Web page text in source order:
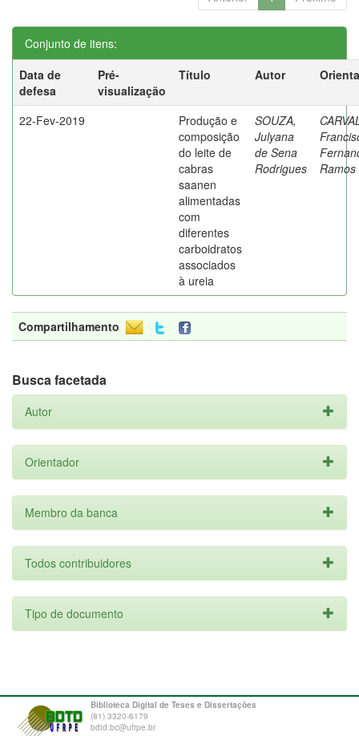
Conjunto de itens:
Data de
defesa
Pré-
visualização
Título Autor
22-Fev-2019
Produção e
composição
do leite de
cabras
saanen
alimentadas
com
diferentes
carboidratos
associados
à ureia
SOUZA,
Julyana
de Sena
Rodrigues
Ramos
Compartilhamento
Busca facetada
Autor
Orientador
Membro da banca
Todos contribuidores
Tipo de documento
Biblioteca Digital de Teses e Dissertações
(81) 3320-6179
bdtd.bc@ufrpe.br